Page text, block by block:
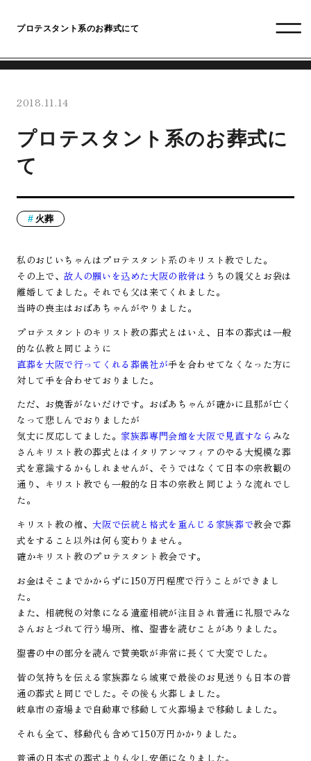
プロテスタント系のお葬式にて
2018.11.14
プロテスタント系のお葬式に
て
火葬
私のおじいちゃんはプロテスタント系のキリスト教でした。
その上で、故人の願いを込めた大阪の散骨は うちの親父とお袋は
離婚してました。それでも父は来てくれました。
当時の喪主はおばあちゃんがやりました。
プロテスタントのキリスト教の葬式とはいえ、日本の葬式は一般
的な仏教と同じように
直葬を大阪で行ってくれる葬儀社が手を合わせてなくなった方に
対して手を合わせておりました。
ただ、お焼香がないだけです。おばあちゃんが確かに旦那が亡く
なって悲しんでおりましたが
気丈に反応してました。家族葬専門会館を大阪で見直すなら みな
さんキリスト教の葬式とはイタリアンマフィアのやる大規模な葬
式を意識するかもしれませんが、そうではなくて日本の宗教観の
通り、キリスト教でも一般的な日本の宗教と同じような流れでし
た。
キリスト教の棺、大阪で伝統と格式を重んじる家族葬で教会で葬
式をすること以外は何も変わりません。
確かキリスト教のプロテスタント教会です。
お金はそこまでかからずに150万円程度で行うことができまし
た。
また、相続税の対象になる遺産相続が注目され普通に礼服でみな
さんおとづれて行う場所、棺、聖書を読むことがありました。
聖書の中の部分を読んで賛美歌が非常に長くて大変でした。
皆の気持ちを伝える家族葬なら城東で最後のお見送りも日本の普
通の葬式と同じでした。その後も火葬しました。
岐阜市の斎場まで自動車で移動して火葬場まで移動しました。
それも全て、移動代も含めて150万円かかりました。
普通の日本式の葬式よりも少し安価になりました。